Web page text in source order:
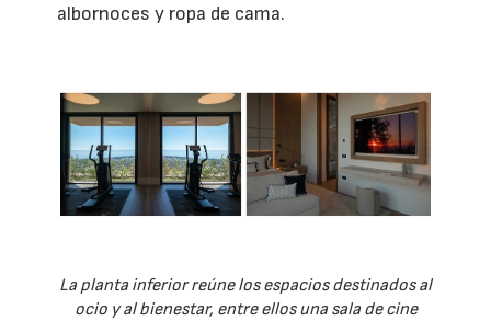
albornoces y ropa de cama.
La planta inferior reúne los espacios destinados al
ocio y al bienestar, entre ellos una sala de cine